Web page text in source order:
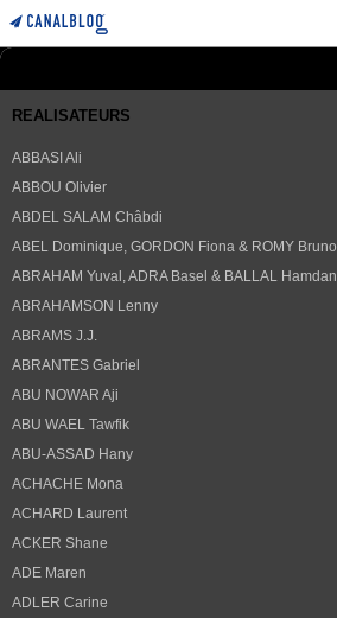
REALISATEURS
ABBASI Ali
ABBOU Olivier
ABDEL SALAM Châbdi
ABEL Dominique, GORDON Fiona & ROMY Bruno
ABRAHAM Yuval, ADRA Basel & BALLAL Hamdan
ABRAHAMSON Lenny
ABRAMS J.J.
ABRANTES Gabriel
ABU NOWAR Aji
ABU WAEL Tawfik
ABU-ASSAD Hany
ACHACHE Mona
ACHARD Laurent
ACKER Shane
ADE Maren
ADLER Carine